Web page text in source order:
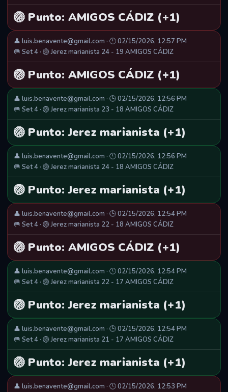
🏐 Punto: AMIGOS CÁDIZ (+1)
👤 luis.benavente@gmail.com · 🕒 02/15/2026, 12:57 PM
🥅 Set 4 · 🏐 Jerez marianista 24 - 19 AMIGOS CÁDIZ
🏐 Punto: AMIGOS CÁDIZ (+1)
👤 luis.benavente@gmail.com · 🕒 02/15/2026, 12:56 PM
🥅 Set 4 · 🏐 Jerez marianista 23 - 18 AMIGOS CÁDIZ
🏐 Punto: Jerez marianista (+1)
👤 luis.benavente@gmail.com · 🕒 02/15/2026, 12:56 PM
🥅 Set 4 · 🏐 Jerez marianista 24 - 18 AMIGOS CÁDIZ
🏐 Punto: Jerez marianista (+1)
👤 luis.benavente@gmail.com · 🕒 02/15/2026, 12:54 PM
🥅 Set 4 · 🏐 Jerez marianista 22 - 18 AMIGOS CÁDIZ
🏐 Punto: AMIGOS CÁDIZ (+1)
👤 luis.benavente@gmail.com · 🕒 02/15/2026, 12:54 PM
🥅 Set 4 · 🏐 Jerez marianista 22 - 17 AMIGOS CÁDIZ
🏐 Punto: Jerez marianista (+1)
👤 luis.benavente@gmail.com · 🕒 02/15/2026, 12:54 PM
🥅 Set 4 · 🏐 Jerez marianista 21 - 17 AMIGOS CÁDIZ
🏐 Punto: Jerez marianista (+1)
👤 luis.benavente@gmail.com · 🕒 02/15/2026, 12:53 PM